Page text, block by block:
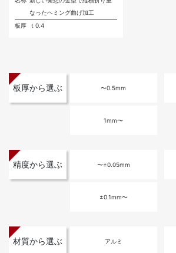
なったヘミング曲げ加工
板厚
ｔ0.4
板厚から選ぶ 〜0.5mm
1mm〜
精度から選ぶ 〜±0.05mm
±0.1mm〜
材質から選ぶ アルミ